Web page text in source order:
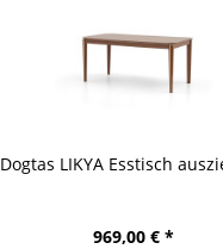
Dogtas LIKYA Esstisch
969,00 € *